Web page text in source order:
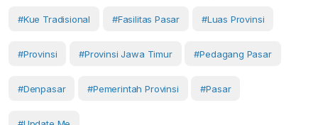
#kue Tradisional #fasilitas Pasar #luas Provinsi
#Provinsi #provinsi Jawa Timur #Pedagang Pasar
#Denpasar #Pemerintah Provinsi #Pasar